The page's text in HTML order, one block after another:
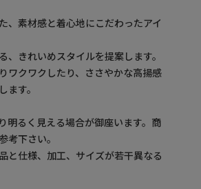
、素材感と着心地にこだわったアイ
きれいめスタイルを提案します。
ワクワクしたり、ささやかな高揚感
す。
明るく見える場合が御座います。商
考下さい。
と仕様、加工、サイズが若干異なる